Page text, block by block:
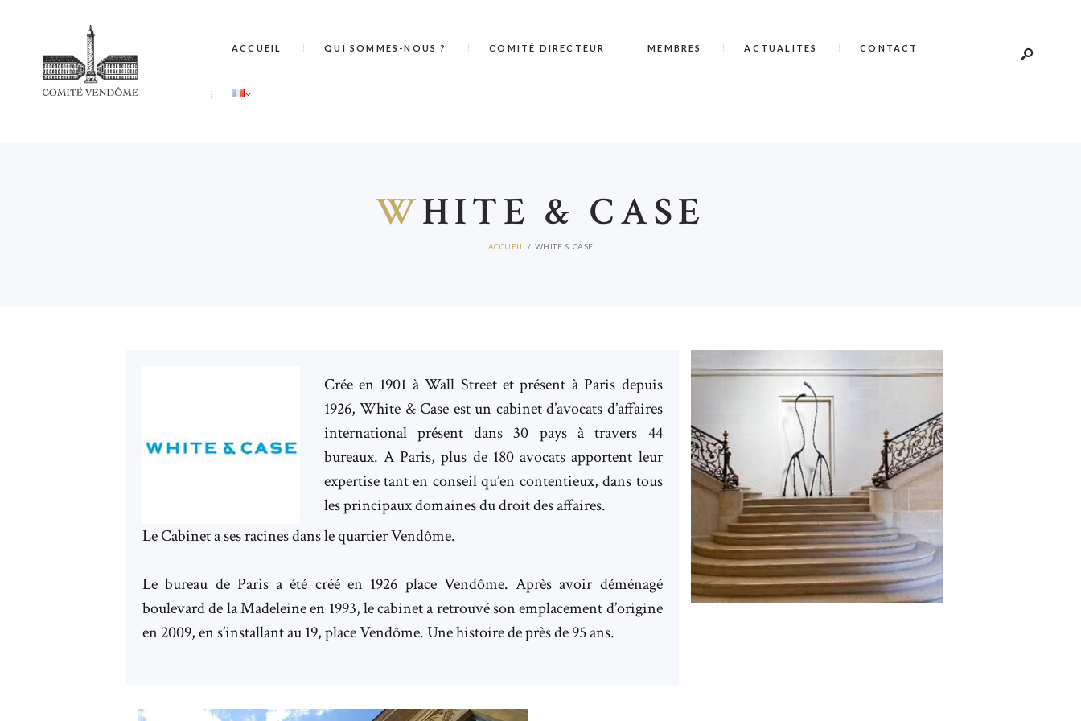
ACCUEIL QUI SOMMES-NOUS ? COMITÉ DIRECTEUR MEMBRES ACTUALITES CONTACT
WHITE & CASE
ACCUEIL WHITE & CASE
Crée en 1901 à Wall Street et présent à Paris depuis
1926, White & Case est un cabinet d’avocats d’affaires
international présent dans 30 pays à travers 44
bureaux. A Paris, plus de 180 avocats apportent leur
expertise tant en conseil qu’en contentieux, dans tous
les principaux domaines du droit des affaires.
Le Cabinet a ses racines dans le quartier Vendôme.
Le bureau de Paris a été créé en 1926 place Vendôme. Après avoir déménagé
boulevard de la Madeleine en 1993, le cabinet a retrouvé son emplacement d’origine
en 2009, en s’installant au 19, place Vendôme. Une histoire de près de 95 ans.